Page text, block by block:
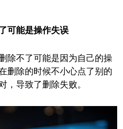
可能是操作失误
除不了可能是因为自己的操
删除的时候不小心点了别的
，导致了删除失败。